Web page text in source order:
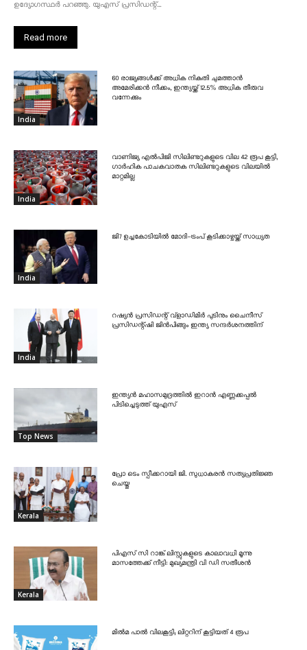
ഉദ്യോഗസ്ഥർ പറഞ്ഞു. യുഎസ് പ്രസിഡന്റ്...
Read more
India
60 രാജ്യങ്ങൾക്ക് അധിക നികുതി ചുമത്താൻ
അമേരിക്കൻ നീക്കം, ഇന്ത്യയ്ക്ക് 12.5% അധിക തീരുവ
വന്നേക്കും
India
വാണിജ്യ എൽപിജി സിലിണ്ടറുകളുടെ വില 42 രൂപ കൂട്ടി,
ഗാർഹിക പാചകവാതക സിലിണ്ടറുകളുടെ വിലയിൽ
മാറ്റമില്ല
India
ജി7 ഉച്ചകോടിയിൽ മോദി-ട്രംപ് കൂടിക്കാഴ്ചയ്ക്ക് സാധ്യത
India
റഷ്യൻ പ്രസിഡന്റ് വ്‌ളാഡിമിർ പുടിനും ചൈനീസ്
പ്രസിഡന്റ്ഷി ജിൻപിങ്ങും ഇന്ത്യ സന്ദർശനത്തിന്
Top News
ഇന്ത്യൻ മഹാസമുദ്രത്തിൽ ഇറാൻ എണ്ണക്കപ്പൽ
പിടിച്ചെടുത്ത് യുഎസ്
Kerala
പ്രോ ടെം സ്പീക്കറായി ജി. സുധാകരൻ സത്യപ്രതിജ്ഞ
ചെയ്തു
Kerala
പിഎസ് സി റാങ്ക് ലിസ്റ്റുകളുടെ കാലാവധി മൂന്നു
മാസത്തേക്ക് നീട്ടി: മുഖ്യമന്ത്രി വി ഡി സതീശൻ
മിൽമ പാൽ വിലകൂട്ടി; ലിറ്ററിന് കൂട്ടിയത് 4 രൂപ